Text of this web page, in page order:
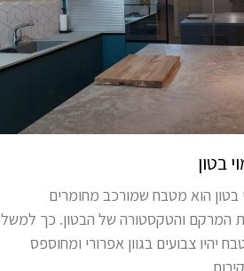
בטון
הוא מטבח שמורכב מחומרים
המרקם והטקסטורה של הבטון. כך למשל
יהיו צבועים בגוון אפרורי ומחוספס